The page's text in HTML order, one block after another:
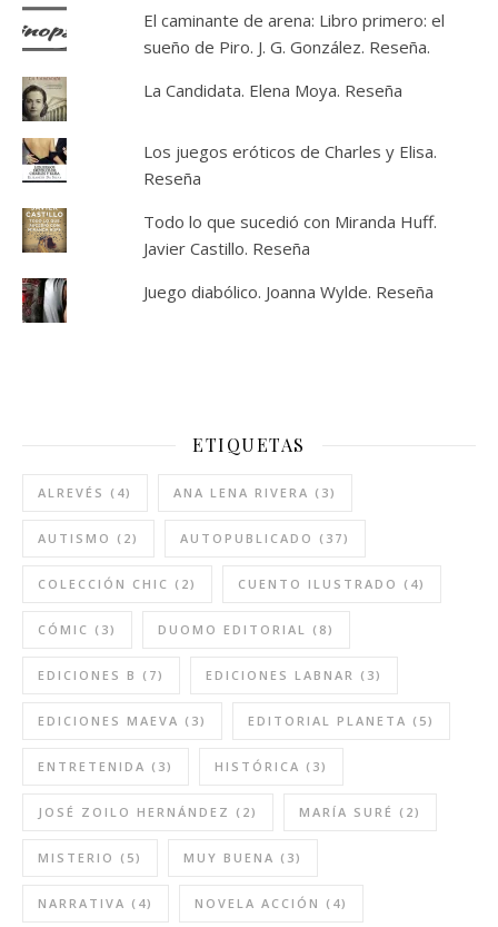
El caminante de arena: Libro primero: el
sueño de Piro. J. G. González. Reseña.
La Candidata. Elena Moya. Reseña
Los juegos eróticos de Charles y Elisa.
Reseña
Todo lo que sucedió con Miranda Huff.
Javier Castillo. Reseña
Juego diabólico. Joanna Wylde. Reseña
ETIQUETAS
ALREVÉS (4) ANA LENA RIVERA (3)
AUTISMO (2) AUTOPUBLICADO (37)
COLECCIÓN CHIC (2) CUENTO ILUSTRADO (4)
CÓMIC (3) DUOMO EDITORIAL (8)
EDICIONES B (7) EDICIONES LABNAR (3)
EDICIONES MAEVA (3) EDITORIAL PLANETA (5)
ENTRETENIDA (3) HISTÓRICA (3)
JOSÉ ZOILO HERNÁNDEZ (2) MARÍA SURÉ (2)
MISTERIO (5) MUY BUENA (3)
NARRATIVA (4) NOVELA ACCIÓN (4)